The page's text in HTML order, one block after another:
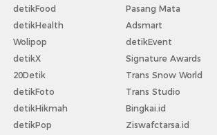
detikFood
detikHealth
Wolipop
detikX
20Detik
detikFoto
detikHikmah
detikPop
Pasang Mata
Adsmart
detikEvent
Signature Awards
Trans Snow World
Trans Studio
Bingkai.id
Ziswafctarsa.id